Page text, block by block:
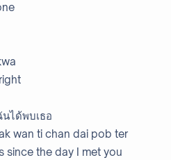
ได้พบเธอ
wan ti chan dai pob ter
since the day I met you